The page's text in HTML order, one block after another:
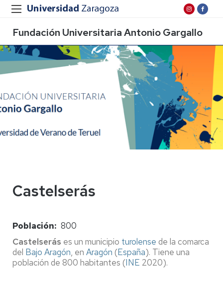
Fundación Universitaria Antonio Gargallo
Castelserás
Población
800
Castelserás es un municipio turolense de la comarca
del Bajo Aragón, en Aragón (España). Tiene una
población de 800 habitantes (INE 2020).